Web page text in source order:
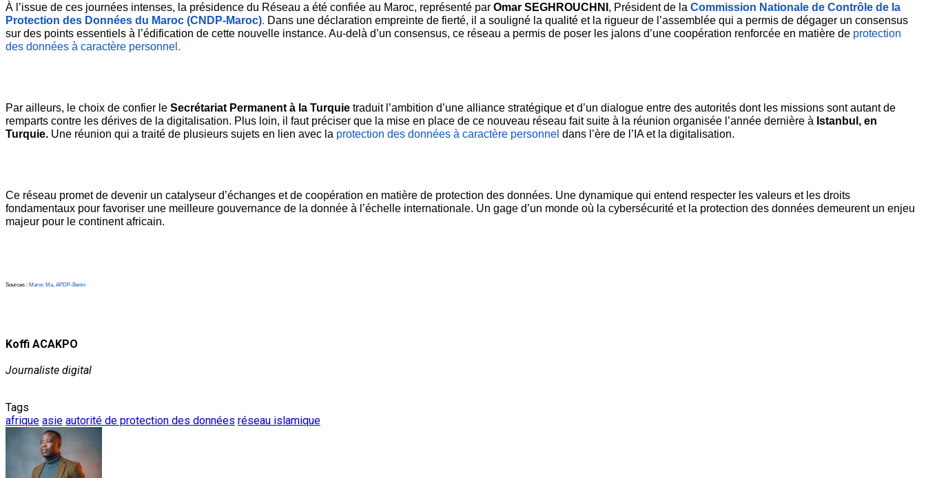
À l’issue de ces journées intenses, la présidence du Réseau a été confiée au Maroc, représenté par Omar SEGHROUCHNI , Président de la Commission Nationale de Contrôle de la
Protection des Données du Maroc (CNDP-Maroc). Dans une déclaration empreinte de fierté, il a souligné la qualité et la rigueur de l’assemblée qui a permis de dégager un consensus
sur des points essentiels à l’édification de cette nouvelle instance. Au-delà d’un consensus, ce réseau a permis de poser les jalons d’une coopération renforcée en matière de protection
des données à caractère personnel.
Par ailleurs, le choix de confier le Secrétariat Permanent à la Turquie traduit l’ambition d’une alliance stratégique et d’un dialogue entre des autorités dont les missions sont autant de
remparts contre les dérives de la digitalisation. Plus loin, il faut préciser que la mise en place de ce nouveau réseau fait suite à la réunion organisée l’année dernière à Istanbul, en
Turquie. Une réunion qui a traité de plusieurs sujets en lien avec la protection des données à caractère personnel dans l’ère de l’IA et la digitalisation.
Ce réseau promet de devenir un catalyseur d’échanges et de coopération en matière de protection des données. Une dynamique qui entend respecter les valeurs et les droits
fondamentaux pour favoriser une meilleure gouvernance de la donnée à l’échelle internationale. Un gage d’un monde où la cybersécurité et la protection des données demeurent un enjeu
majeur pour le continent africain.
Sources : Maroc Ma APDP-Bénin
Koffi ACAKPO
Journaliste digital
Tags
afrique asie autorité de protection des données réseau islamique